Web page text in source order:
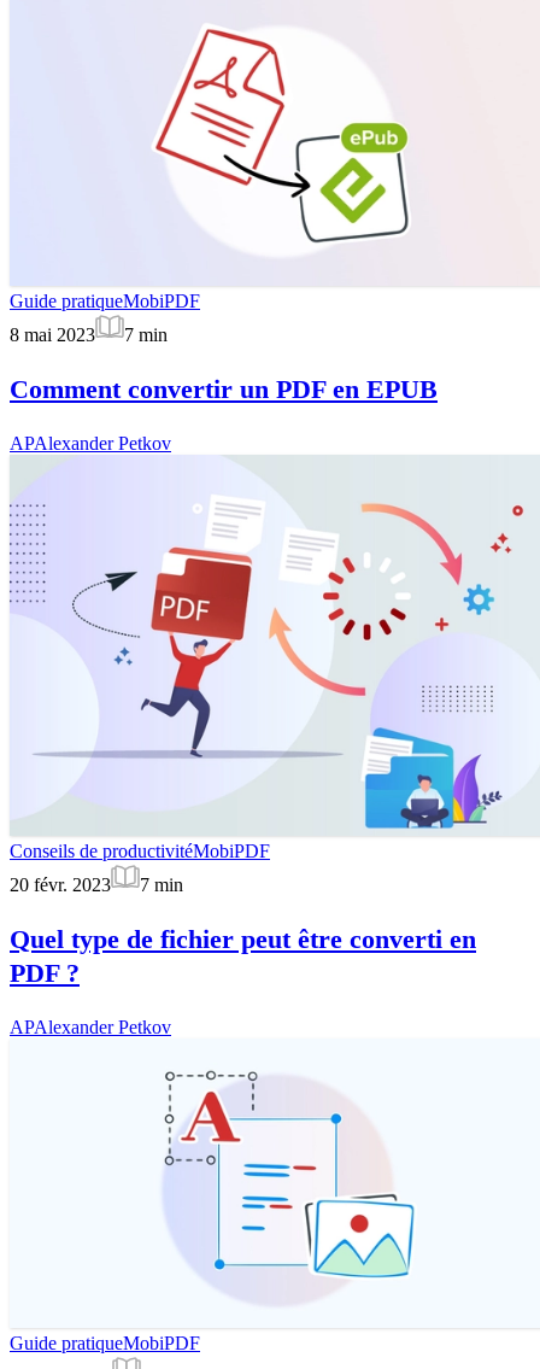
Guide pratiqueMobiPDF
8 mai 2023
7 min
Comment convertir un PDF en EPUB
APAlexander Petkov
Conseils de productivitéMobiPDF
20 févr. 2023
7 min
Quel type de fichier peut être converti en
PDF ?
APAlexander Petkov
Guide pratiqueMobiPDF